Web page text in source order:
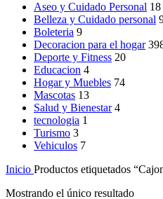
Aseo y Cuidado Personal 18
Belleza y Cuidado personal
Boleteria 9
Decoracion para el hogar
Deporte y Fitness 20
Educacion 4
Hogar y Muebles 74
Mascotas 13
Salud y Bienestar 4
tecnologia 1
Turismo 3
Vehiculos 7
Inicio Productos etiquetados
Mostrando el único resultado